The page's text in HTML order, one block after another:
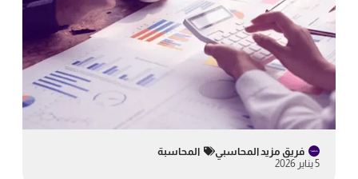
فريق مزيد المحاسبي
المحاسبة
5 يناير 2026